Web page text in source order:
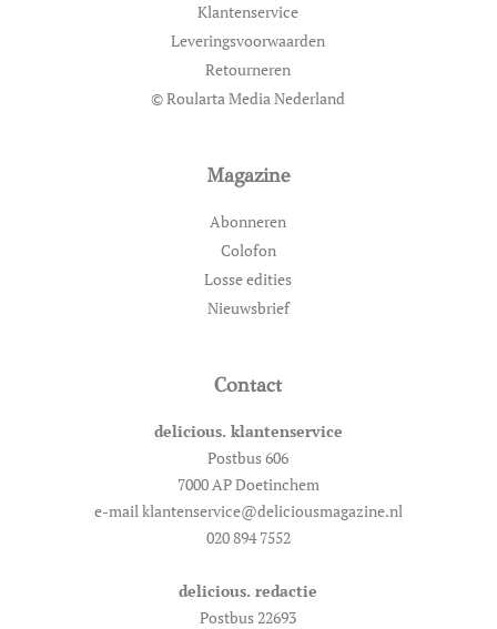
Klantenservice
Leveringsvoorwaarden
Retourneren
© Roularta Media Nederland
Magazine
Abonneren
Colofon
Losse edities
Nieuwsbrief
Contact
delicious. klantenservice
Postbus 606
7000 AP Doetinchem
e-mail klantenservice@deliciousmagazine.nl
020 894 7552
delicious. redactie
Postbus 22693